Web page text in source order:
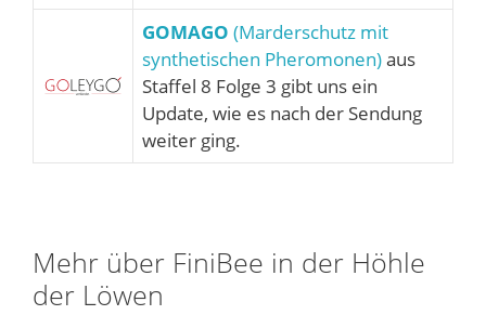
GOMAGO (Marderschutz mit
synthetischen Pheromonen)aus
Staffel 8 Folge 3 gibt uns ein
Update, wie es nach der Sendung
weiter ging.
Mehr über FiniBee in der Höhle
der Löwen